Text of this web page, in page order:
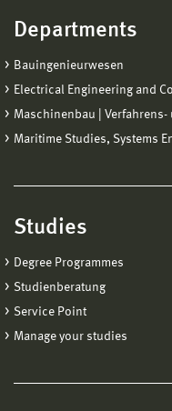
Departments
Bauingenieurwesen
Electrical Engineering and
Maschinenbau |
Maritime Studies, Systems
Studies
Degree Programmes
Studienberatung
Service Point
Manage your studies